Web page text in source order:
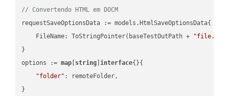
// Convertendo HTML em DOCM
requestSaveOptionsData := models.HtmlSaveOptionsData{
    FileName: ToStringPointer(baseTestOutPath +
}
options := map string ]interface{}{
"folder" : remoteFolder,
}